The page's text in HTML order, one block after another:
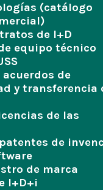
(catálogo
de I+D
equipo técnico
de
y transferencia
de las
de
de marca
I+D+i